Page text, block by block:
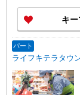
キ
パート
ライフキテラタウ